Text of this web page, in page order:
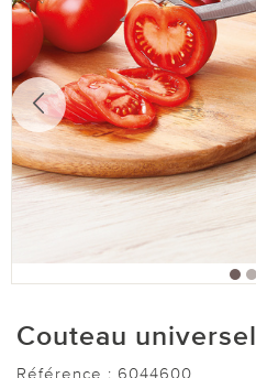
Couteau universel
Référence : 6044600